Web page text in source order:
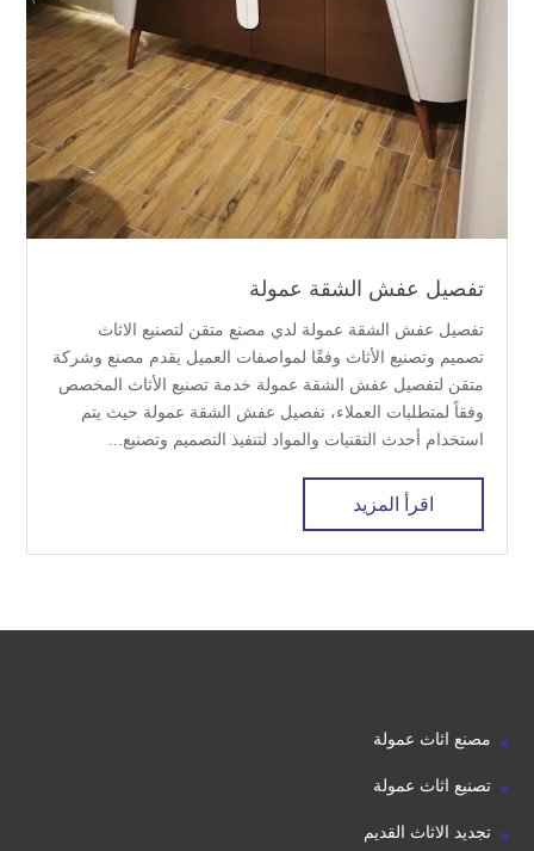
تفصيل عفش الشقة عمولة
تفصيل عفش الشقة عمولة لدي مصنع متقن لتصنيع الاثاث
تصميم وتصنيع الأثاث وفقًا لمواصفات العميل يقدم مصنع وشركة
متقن لتفصيل عفش الشقة عمولة خدمة تصنيع الأثاث المخصص
وفقاً لمتطلبات العملاء، تفصيل عفش الشقة عمولة حيث يتم
استخدام أحدث التقنيات والمواد لتنفيذ التصميم وتصنيع...
اقرأ المزيد
مصنع اثاث عمولة
تصنيع اثاث عمولة
تجديد الاثاث القديم